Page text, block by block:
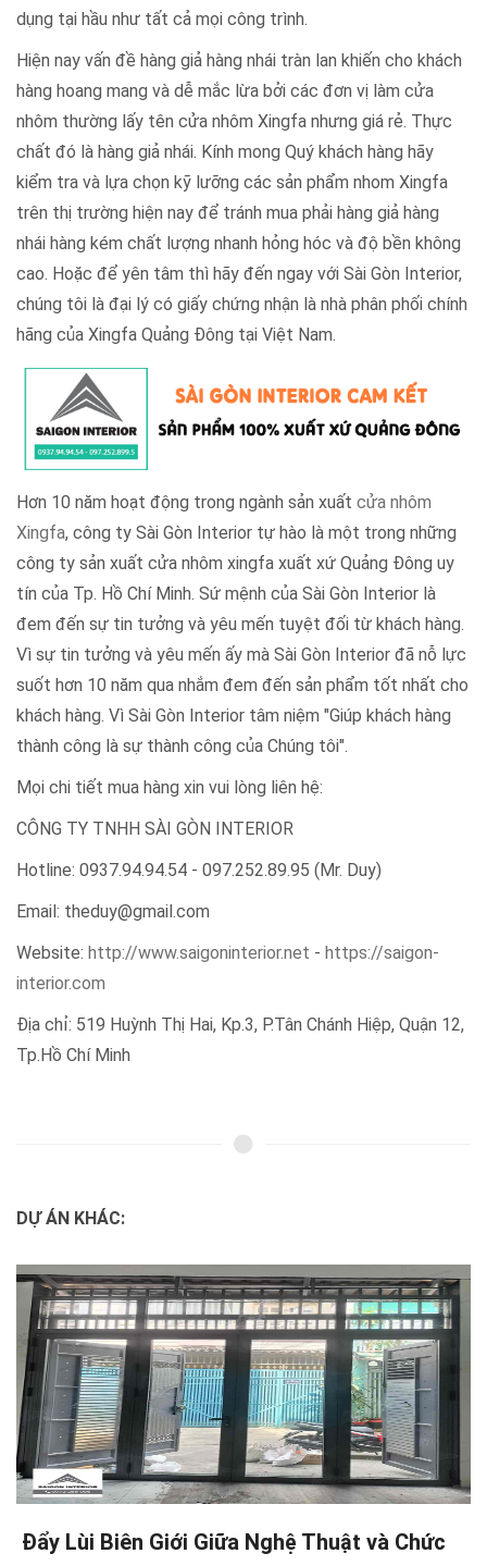
dụng tại hầu như tất cả mọi công trình.
Hiện nay vấn đề hàng giả hàng nhái tràn lan khiến cho khách
hàng hoang mang và dễ mắc lừa bởi các đơn vị làm cửa
nhôm thường lấy tên cửa nhôm Xingfa nhưng giá rẻ. Thực
chất đó là hàng giả nhái. Kính mong Quý khách hàng hãy
kiểm tra và lựa chọn kỹ lưỡng các sản phẩm nhom Xingfa
trên thị trường hiện nay để tránh mua phải hàng giả hàng
nhái hàng kém chất lượng nhanh hỏng hóc và độ bền không
cao. Hoặc để yên tâm thì hãy đến ngay với Sài Gòn Interior,
chúng tôi là đại lý có giấy chứng nhận là nhà phân phối chính
hãng của Xingfa Quảng Đông tại Việt Nam.
Hơn 10 năm hoạt động trong ngành sản xuất cửa nhôm
Xingfa, công ty Sài Gòn Interior tự hào là một trong những
công ty sản xuất cửa nhôm xingfa xuất xứ Quảng Đông uy
tín của Tp. Hồ Chí Minh. Sứ mệnh của Sài Gòn Interior là
đem đến sự tin tưởng và yêu mến tuyệt đối từ khách hàng.
Vì sự tin tưởng và yêu mến ấy mà Sài Gòn Interior đã nỗ lực
suốt hơn 10 năm qua nhắm đem đến sản phẩm tốt nhất cho
khách hàng. Vì Sài Gòn Interior tâm niệm "Giúp khách hàng
thành công là sự thành công của Chúng tôi".
Mọi chi tiết mua hàng xin vui lòng liên hệ:
CÔNG TY TNHH SÀI GÒN INTERIOR
Hotline: 0937.94.94.54 - 097.252.89.95 (Mr. Duy)
Email: theduy@gmail.com
Website: http://www.saigoninterior.net - https://saigon-
interior.com
Địa chỉ: 519 Huỳnh Thị Hai, Kp.3, P.Tân Chánh Hiệp, Quận 12,
Tp.Hồ Chí Minh
DỰ ÁN KHÁC:
Khám Phá Nét Đẹp Hiện Đại - Công Trình